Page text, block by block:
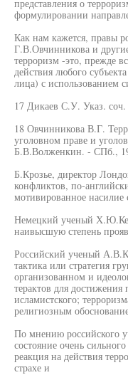
представления о
формулировании
Как нам кажется, правы
Г.В.Овчинникова и
терроризм -это, прежде
действия любого
лица) с использованием
17 Дикаев С.У. Указ.
18 Овчинникова В.Г.
уголовном праве и
Б.В.Волженкин. - СПб.,
Б.Крозье, директор
конфликтов, по-
мотивированное
Немецкий ученый
наивысшую степень
Российский ученый
тактика или стратегия
организованном и
терактов для
исламистского;
религиозным
По мнению российского
состояние очень
реакция на действия
страхе и